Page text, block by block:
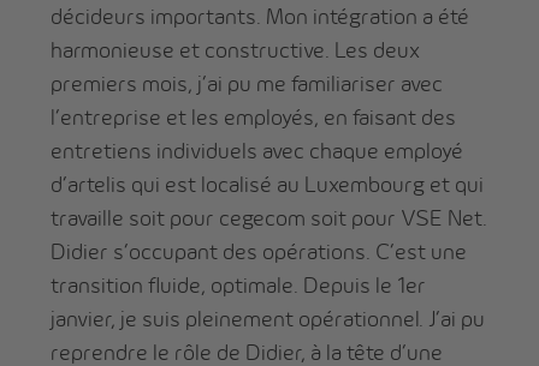
décideurs importants. Mon intégration a été
harmonieuse et constructive. Les deux
premiers mois, j’ai pu me familiariser avec
l’entreprise et les employés, en faisant des
entretiens individuels avec chaque employé
d’artelis qui est localisé au Luxembourg et qui
travaille soit pour cegecom soit pour VSE Net.
Didier s’occupant des opérations. C’est une
transition fluide, optimale. Depuis le 1er
janvier, je suis pleinement opérationnel. J’ai pu
reprendre le rôle de Didier, à la tête d’une